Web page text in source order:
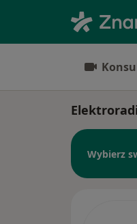
Wybierz